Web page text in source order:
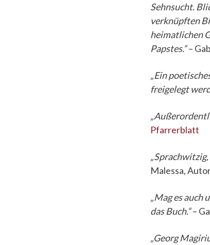
Sehnsucht.
verknüpften
heimatlichen
Papstes.“–
„Ein
freigelegt
Pfarrerblatt
Malessa,
„Mag es auch
das Buch.“–
„Georg